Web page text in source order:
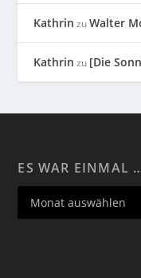
Kathrin zuWalter
Kathrin zu [Die
ES WAR EINMAL